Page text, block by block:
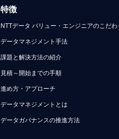
特徴
NTTデータ バリュー・エンジニアのこだわ
データマネジメント手法
課題と解決方法の紹介
見積～開始までの手順
進め方・アプローチ
データマネジメントとは
データガバナンスの推進方法